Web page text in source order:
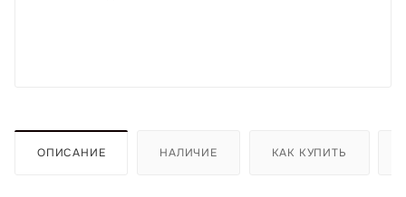
ОПИСАНИЕ НАЛИЧИЕ КАК КУПИТЬ